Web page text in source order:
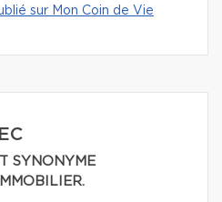
sur Mon Coin de Vie
SYNONYME